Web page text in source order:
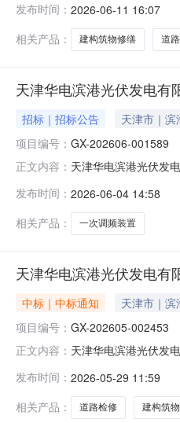
型：工程六、成交供
缮及刘岗庄光伏站进站
发布时间： 2026-06-11 16:07
相关产品：
建构筑物修缮 道
天津华电滨港光伏发电有
招标｜招标公告 天津市｜滨
项目编号： GX-202606-001589
正文内容： 天津华电滨港光伏发
价七、报价截止时间
发电有限
发布时间： 2026-06-04 14:58
相关产品：
一次调频装置
天津华电滨港光伏发电有
中标｜中标通知 天津市｜滨
项目编号： GX-202605-002453
正文内容： 天津华电滨港光伏发
型：工程六、公示结
公司部分所属场站建
发布时间： 2026-05-29 11:59
相关产品：
道路检修 建构筑